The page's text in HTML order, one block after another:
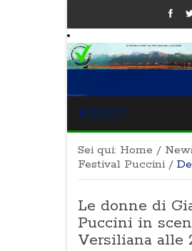
MENU
Sei qui: Home /
Festival Puccini /
Le donne di
Puccini in
Versiliana alle